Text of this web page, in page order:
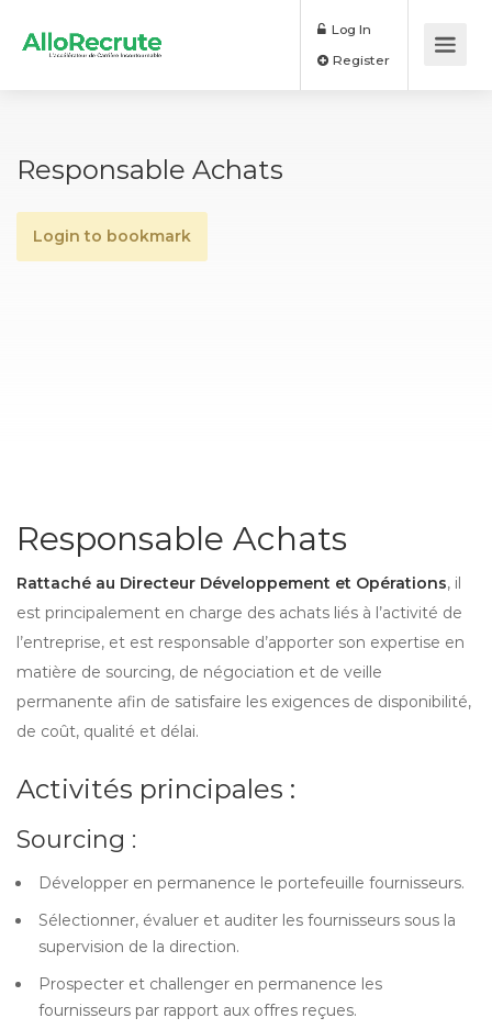
Log In
Responsable Achats
Login to bookmark
Responsable Achats
Rattaché au Directeur Développement et Opérations, il
est principalement en charge des achats liés à l’activité de
l’entreprise, et est responsable d’apporter son expertise en
matière de sourcing, de négociation et de veille
permanente afin de satisfaire les exigences de disponibilité,
de coût, qualité et délai.
Activités principales :
Sourcing :
Développer en permanence le portefeuille fournisseurs.
Sélectionner, évaluer et auditer les fournisseurs sous la
supervision de la direction.
Prospecter et challenger en permanence les
fournisseurs par rapport aux offres reçues.